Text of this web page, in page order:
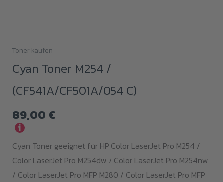
Toner kaufen
Cyan Toner M254 /
(CF541A/CF501A/054 C)
89,00 €
i
Cyan Toner geeignet für HP Color LaserJet Pro M254 /
Color LaserJet Pro M254dw / Color LaserJet Pro M254nw
/ Color LaserJet Pro MFP M280 / Color LaserJet Pro MFP